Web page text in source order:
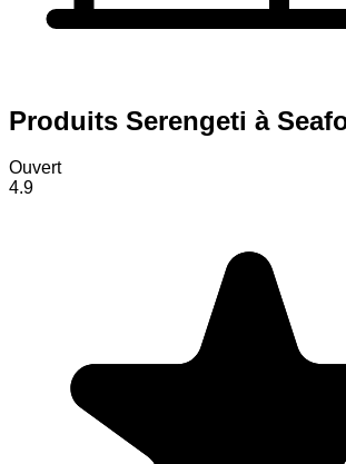
Produits Serengeti à
Ouvert
4.9